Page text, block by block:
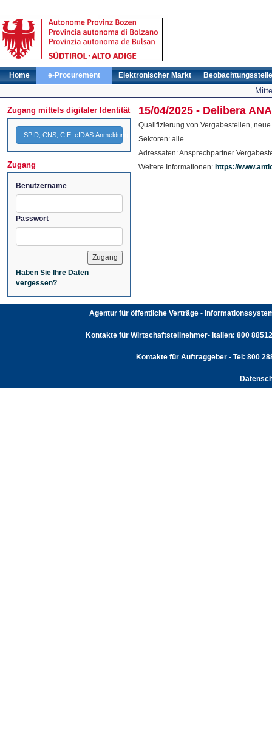
Home e-Procurement Elektronischer Markt Beobachtungsstelle
Zugang mittels digitaler Identität
SPID, CNS, CIE, eIDAS Anmeldung
Zugang
Benutzername
Passwort
Haben Sie Ihre Daten
vergessen?
15/04/2025 - Delibera
Qualifizierung von Vergabestellen,
Sektoren: alle
Adressaten: Ansprechpartner
Weitere Informationen: https://
Agentur für öffentliche Verträge -
Kontakte für Wirtschaftsteilnehmer- Italien: 800
Kontakte für Auftraggeber - Tel: 800